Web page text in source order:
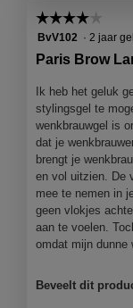
☆☆☆☆☆
☆☆☆☆☆
4
van
sterren.
BvV102 · 2 jaar
Paris Brow
Ik heb het geluk
stylingsgel te
wenkbrauwgel is
dat je
brengt je
en vol uitzien. De
mee te nemen in
geen vlokjes
aan te voelen.
omdat mijn dunne
Beveelt dit